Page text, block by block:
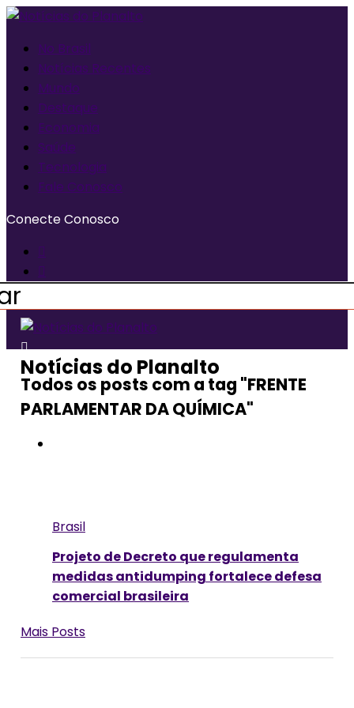
No Brasil
Notícias Recentes
Mundo
Destaque
Economia
Saúde
Tecnologia
Fale Conosco
Conecte Conosco
Notícias do Planalto
Todos os posts com a tag "FRENTE
PARLAMENTAR DA QUÍMICA"
Brasil
Projeto de Decreto que regulamenta
medidas antidumping fortalece defesa
comercial brasileira
Mais Posts